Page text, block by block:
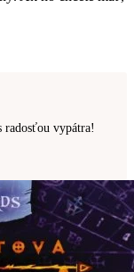
radosťou vypátra!